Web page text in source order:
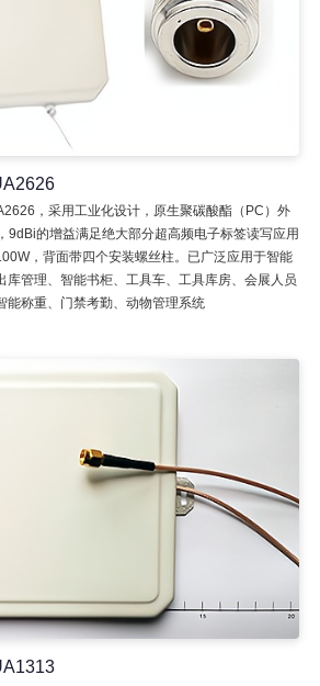
，采用工业化设计，原生聚碳酸酯（PC）外
9dBi的增益满足绝大部分超高频电子标签读写应用
，背面带四个安装螺丝柱。已广泛应用于智能
库管理、智能书柜、工具车、工具库房、会展人员
能称重、门禁考勤、动物管理系统